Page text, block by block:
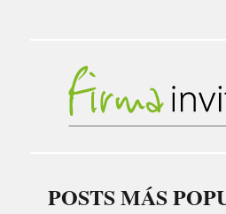
POSTS MÁS